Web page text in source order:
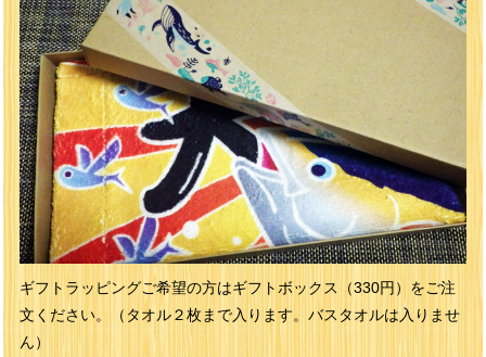
ギフトラッピングご希望の方はギフトボックス（330円）をご注
文ください。（タオル２枚まで入ります。バスタオルは入りませ
ん）